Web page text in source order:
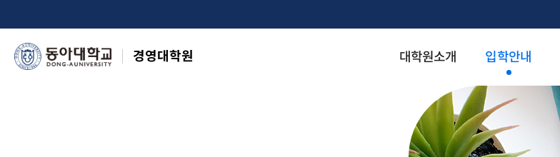
경영대학원 대학원소개 입학안내